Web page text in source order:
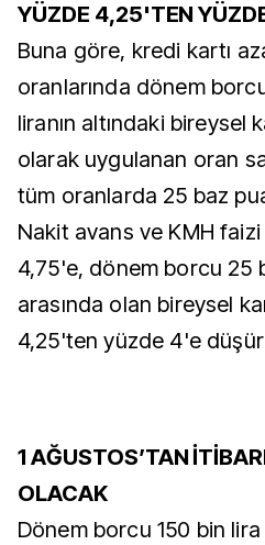
YÜZDE 4,25'TEN
Buna göre, kredi kartı
oranlarında dönem
liranın altındaki
olarak uygulanan oran
tüm oranlarda 25 baz
Nakit avans ve KMH
4,75'e, dönem borcu 25
arasında olan bireysel
4,25'ten yüzde 4'e
1 AĞUSTOS’TAN
OLACAK
Dönem borcu 150 bin